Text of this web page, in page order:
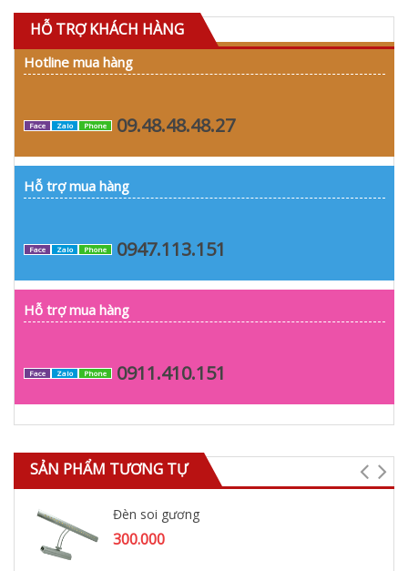
HỖ TRỢ KHÁCH HÀNG
Hotline mua hàng
Face Zalo Phone 09.48.48.48.27
Hỗ trợ mua hàng
Face Zalo Phone 0947.113.151
Hỗ trợ mua hàng
Face Zalo Phone 0911.410.151
SẢN PHẨM TƯƠNG TỰ
Đèn soi gương
300.000